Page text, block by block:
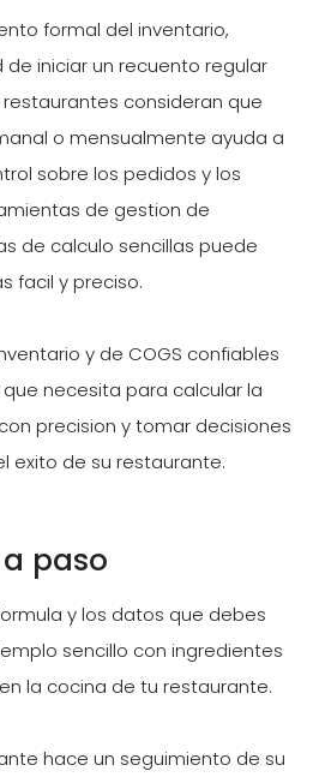
formal del inventario,
iniciar un recuento regular
consideran que
o mensualmente ayuda a
sobre los pedidos y los
de gestion de
de calculo sencillas puede
facil y preciso.
y de COGS confiables
necesita para calcular la
precision y tomar decisiones
exito de su restaurante.
paso
y los datos que debes
sencillo con ingredientes
la cocina de tu restaurante.
hace un seguimiento de su